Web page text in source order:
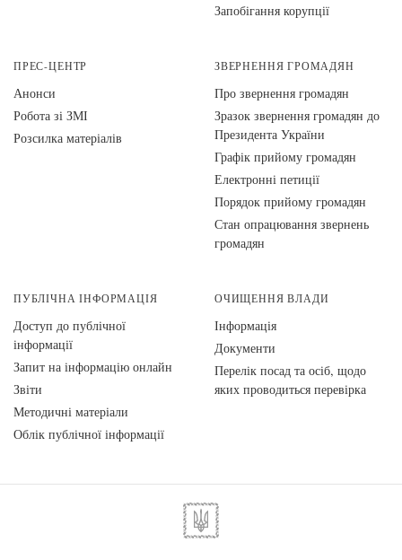
Запобігання корупції
ПРЕС-ЦЕНТР
Анонси
Робота зі ЗМІ
Розсилка матеріалів
ЗВЕРНЕННЯ ГРОМАДЯН
Про звернення громадян
Зразок звернення громадян до
Президента України
Графік прийому громадян
Електронні петиції
Порядок прийому громадян
Стан опрацювання звернень
громадян
ПУБЛІЧНА ІНФОРМАЦІЯ
Доступ до публічної
інформації
Запит на інформацію онлайн
Звіти
Методичні матеріали
Облік публічної інформації
ОЧИЩЕННЯ ВЛАДИ
Інформація
Документи
Перелік посад та осіб, щодо
яких проводиться перевірка